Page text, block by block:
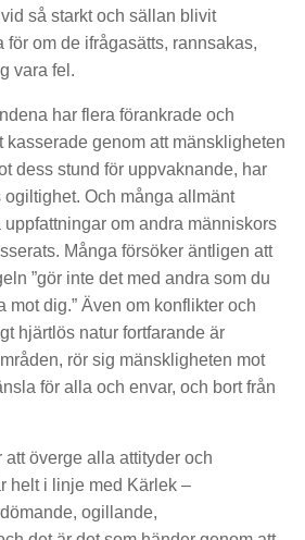
så starkt och sällan blivit
för om de ifrågasätts, rannsakas,
vara fel.
har flera förankrade och
kasserade genom att mänskligheten
dess stund för uppvaknande, har
ogiltighet. Och många allmänt
om andra människors
Många försöker äntligen att
”gör inte det med andra som du
mot dig.” Även om konflikter och
hjärtlös natur fortfarande är
rör sig mänskligheten mot
för alla och envar, och bort från
överge alla attityder och
helt i linje med Kärlek –
ogillande,